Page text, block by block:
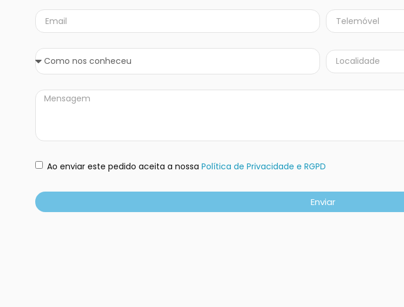
Ao enviar este pedido aceita a nossa Política de Privacidade e RGPD
Enviar